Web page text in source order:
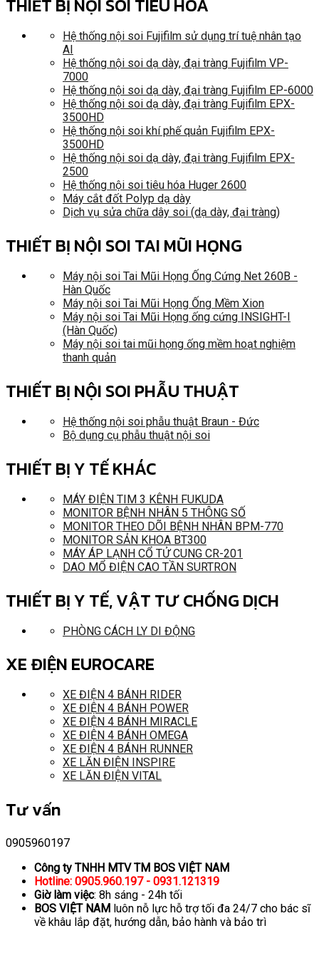
THIẾT BỊ NỘI SOI TIÊU HÓA
Hệ thống nội soi Fujifilm sử dụng trí tuệ nhân tạo
AI
Hệ thống nội soi dạ dày, đại tràng Fujifilm VP-
7000
Hệ thống nội soi dạ dày, đại tràng Fujifilm EP-6000
Hệ thống nội soi dạ dày, đại tràng Fujifilm EPX-
3500HD
Hệ thống nội soi khí phế quản Fujifilm EPX-
3500HD
Hệ thống nội soi dạ dày, đại tràng Fujifilm EPX-
2500
Hệ thống nội soi tiêu hóa Huger 2600
Máy cắt đốt Polyp dạ dày
Dịch vụ sửa chữa dây soi (dạ dày, đại tràng)
THIẾT BỊ NỘI SOI TAI MŨI HỌNG
Máy nội soi Tai Mũi Họng Ống Cứng Net 260B -
Hàn Quốc
Máy nội soi Tai Mũi Họng Ống Mềm Xion
Máy nội soi Tai Mũi Họng ống cứng INSIGHT-I
(Hàn Quốc)
Máy nội soi tai mũi họng ống mềm hoạt nghiệm
thanh quản
THIẾT BỊ NỘI SOI PHẪU THUẬT
Hệ thống nội soi phẫu thuật Braun - Đức
Bộ dụng cụ phẫu thuật nội soi
THIẾT BỊ Y TẾ KHÁC
MÁY ĐIỆN TIM 3 KÊNH FUKUDA
MONITOR BỆNH NHÂN 5 THÔNG SỐ
MONITOR THEO DÕI BỆNH NHÂN BPM-770
MONITOR SẢN KHOA BT300
MÁY ÁP LẠNH CỔ TỬ CUNG CR-201
DAO MỔ ĐIỆN CAO TẦN SURTRON
THIẾT BỊ Y TẾ, VẬT TƯ CHỐNG DỊCH
PHÒNG CÁCH LY DI ĐỘNG
XE ĐIỆN EUROCARE
XE ĐIỆN 4 BÁNH RIDER
XE ĐIỆN 4 BÁNH POWER
XE ĐIỆN 4 BÁNH MIRACLE
XE ĐIỆN 4 BÁNH OMEGA
XE ĐIỆN 4 BÁNH RUNNER
XE LĂN ĐIỆN INSPIRE
XE LĂN ĐIỆN VITAL
Tư vấn
0905960197
Công ty TNHH MTV TM BOS VIỆT NAM
Hotline: 0905.960.197 - 0931.121319
Giờ làm việc: 8h sáng - 24h tối
BOS VIỆT NAM luôn nỗ lực hỗ trợ tối đa 24/7 cho bác sĩ
về khâu lắp đặt, hướng dẫn, bảo hành và bảo trì